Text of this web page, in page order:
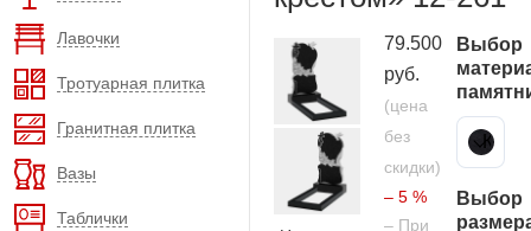
Лавочки
Тротуарная плитка
Гранитная плитка
Вазы
Таблички
79.500
руб.
(цена
без
скидки)
– 5 %
– При
Выбор
Карельский гранит
Выбор